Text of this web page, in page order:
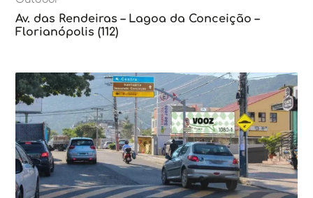
Av. das Rendeiras – Lagoa da Conceição –
Florianópolis (112)